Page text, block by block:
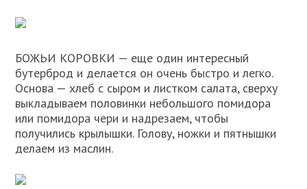
БОЖЬИ КОРОВКИ — еще один интересный
бутерброд и делается он очень быстро и легко.
Основа — хлеб с сыром и листком салата, сверху
выкладываем половинки небольшого помидора
или помидора чери и надрезаем, чтобы
получились крылышки. Голову, ножки и пятнышки
делаем из маслин.